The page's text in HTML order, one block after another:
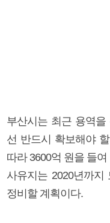
부산시는 최근 용역
선 반드시 확보해야
따라 3600억 원을 들
사유지는 2020년까지
정비할 계획이다.